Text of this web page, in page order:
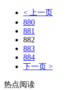
< 上一页
880
881
882
883
884
下一页 >
热点阅读